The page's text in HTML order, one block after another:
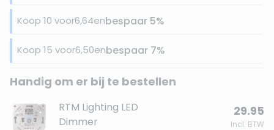
Koop 10 voor6,64enbespaar 5%
Koop 15 voor6,50enbespaar 7%
Handig om er bij te bestellen
RTM Lighting LED
Dimmer
29.95
Incl. BTW